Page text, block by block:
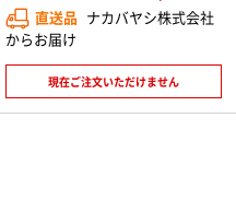
直送品 ナカバヤシ株式会社
からお届け
現在ご注文いただけません